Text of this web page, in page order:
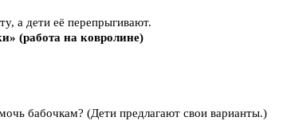
а дети её перепрыгивают.
(работа на ковролине)
бабочкам? (Дети предлагают свои варианты.)